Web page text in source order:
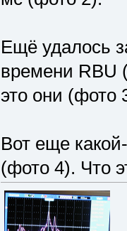
Ещё удалось
времени RBU
это они (фото
Вот еще
(фото 4). Что